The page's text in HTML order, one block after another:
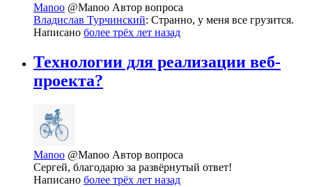
Manoo @Manoo Автор вопроса
Владислав Турчинский: Странно, у меня все грузится.
Написано более трёх лет назад
Технологии для реализации веб-
проекта?
Manoo @Manoo Автор вопроса
Сергей, благодарю за развёрнутый ответ!
Написано более трёх лет назад